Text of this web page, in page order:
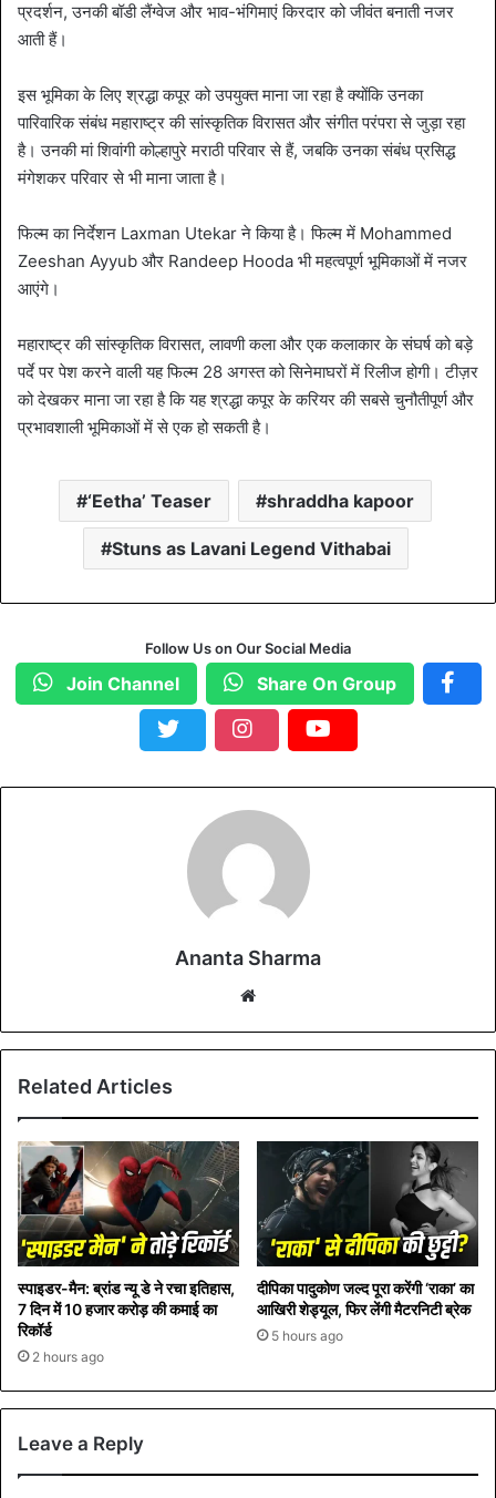
प्रदर्शन, उनकी बॉडी लैंग्वेज और भाव-भंगिमाएं किरदार को जीवंत बनाती नजर
आती हैं।
इस भूमिका के लिए श्रद्धा कपूर को उपयुक्त माना जा रहा है क्योंकि उनका
पारिवारिक संबंध महाराष्ट्र की सांस्कृतिक विरासत और संगीत परंपरा से जुड़ा रहा
है। उनकी मां शिवांगी कोल्हापुरे मराठी परिवार से हैं, जबकि उनका संबंध प्रसिद्ध
मंगेशकर परिवार से भी माना जाता है।
फिल्म का निर्देशन Laxman Utekar ने किया है। फिल्म में Mohammed
Zeeshan Ayyub और Randeep Hooda भी महत्वपूर्ण भूमिकाओं में नजर
आएंगे।
महाराष्ट्र की सांस्कृतिक विरासत, लावणी कला और एक कलाकार के संघर्ष को बड़े
पर्दे पर पेश करने वाली यह फिल्म 28 अगस्त को सिनेमाघरों में रिलीज होगी। टीज़र
को देखकर माना जा रहा है कि यह श्रद्धा कपूर के करियर की सबसे चुनौतीपूर्ण और
प्रभावशाली भूमिकाओं में से एक हो सकती है।
‘Eetha’ Teaser shraddha kapoor
Stuns as Lavani Legend Vithabai
Follow Us on Our Social Media
Join Channel Share On Group
Ananta Sharma
te
Related Articles
स्पाइडर-मैन: ब्रांड न्यू डे ने रचा इतिहास,
7 दिन में 10 हजार करोड़ की कमाई का
रिकॉर्ड
2 hours ago
दीपिका पादुकोण जल्द पूरा करेंगी ‘राका’ का
आखिरी शेड्यूल, फिर लेंगी मैटरनिटी ब्रेक
5 hours ago
Leave a Reply